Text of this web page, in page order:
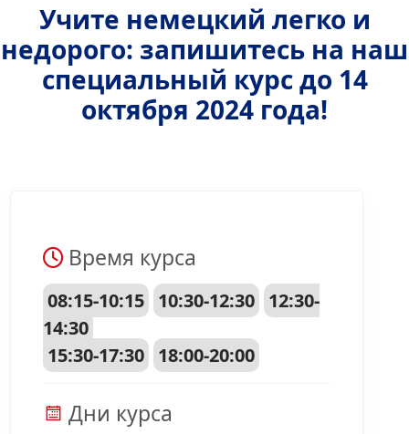
Учите немецкий легко и
недорого: запишитесь на наш
специальный курс до 14
октября 2024 года!
Время курса
08:15-10:15 10:30-12:30
12:30-
14:30
15:30-17:30
18:00-20:00
Дни курса